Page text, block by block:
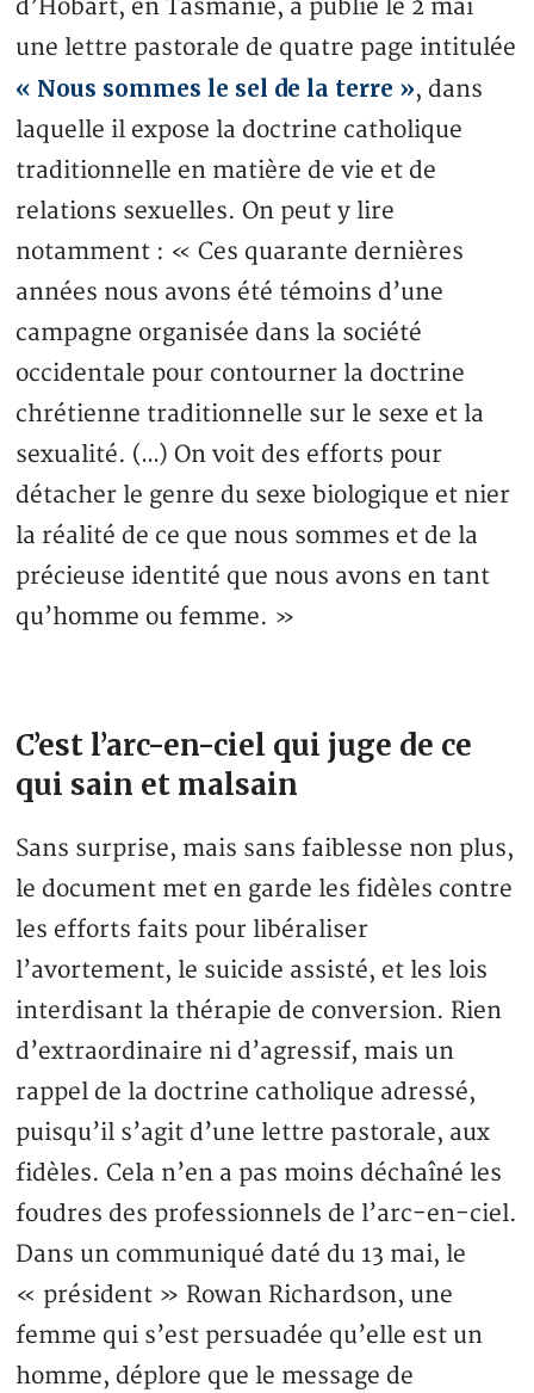
d’Hobart, en Tasmanie, a publié le 2 mai
une lettre pastorale de quatre page intitulée
« Nous sommes le sel de la terre », dans
laquelle il expose la doctrine catholique
traditionnelle en matière de vie et de
relations sexuelles. On peut y lire
notamment : « Ces quarante dernières
années nous avons été témoins d’une
campagne organisée dans la société
occidentale pour contourner la doctrine
chrétienne traditionnelle sur le sexe et la
sexualité. (…) On voit des efforts pour
détacher le genre du sexe biologique et nier
la réalité de ce que nous sommes et de la
précieuse identité que nous avons en tant
qu’homme ou femme. »
C’est l’arc-en-ciel qui juge de ce
qui sain et malsain
Sans surprise, mais sans faiblesse non plus,
le document met en garde les fidèles contre
les efforts faits pour libéraliser
l’avortement, le suicide assisté, et les lois
interdisant la thérapie de conversion. Rien
d’extraordinaire ni d’agressif, mais un
rappel de la doctrine catholique adressé,
puisqu’il s’agit d’une lettre pastorale, aux
fidèles. Cela n’en a pas moins déchaîné les
foudres des professionnels de l’arc-en-ciel.
Dans un communiqué daté du 13 mai, le
« président » Rowan Richardson, une
femme qui s’est persuadée qu’elle est un
homme, déplore que le message de